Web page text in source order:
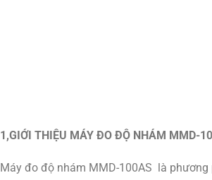
1,GIỚI THIỆU MÁY ĐO ĐỘ NHÁM MMD-
Máy đo độ nhám MMD-100AS là